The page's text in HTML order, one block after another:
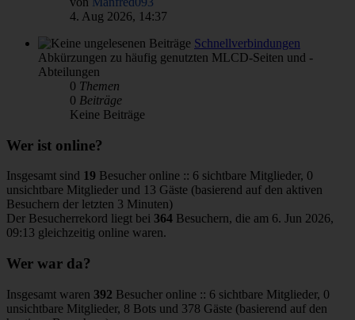
4. Aug 2026, 14:37
Schnellverbindungen
Abkürzungen zu häufig genutzten MLCD-Seiten und -
Abteilungen
0 Themen
0 Beiträge
Keine Beiträge
Wer ist online?
Insgesamt sind 19 Besucher online :: 6 sichtbare Mitglieder, 0
unsichtbare Mitglieder und 13 Gäste (basierend auf den aktiven
Besuchern der letzten 3 Minuten)
Der Besucherrekord liegt bei 364 Besuchern, die am 6. Jun 2026,
09:13 gleichzeitig online waren.
Wer war da?
Insgesamt waren 392 Besucher online :: 6 sichtbare Mitglieder, 0
unsichtbare Mitglieder, 8 Bots und 378 Gäste (basierend auf den